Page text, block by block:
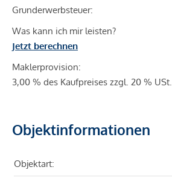
Grunderwerbsteuer:
Was kann ich mir leisten?
Jetzt berechnen
Maklerprovision:
3,00 % des Kaufpreises zzgl. 20 % USt.
Objektinformationen
Objektart: